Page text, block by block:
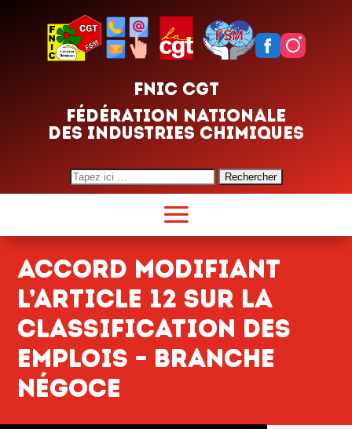
FNIC CGT
FÉDÉRATION NATIONALE
DES INDUSTRIES CHIMIQUES
Search
for:
Accord modifiant
l’article 12 sur la
classification des
emplois – Branche
Négoce